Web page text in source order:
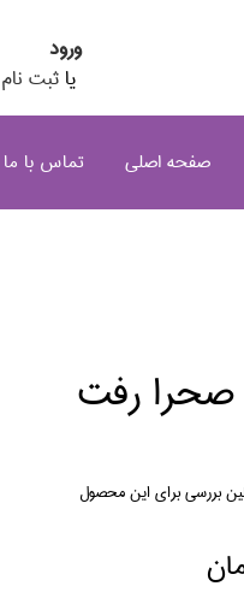
ورود
یا ثبت نام
صفحه اصلی تماس با ما
رفت
بررسی برای این محصول